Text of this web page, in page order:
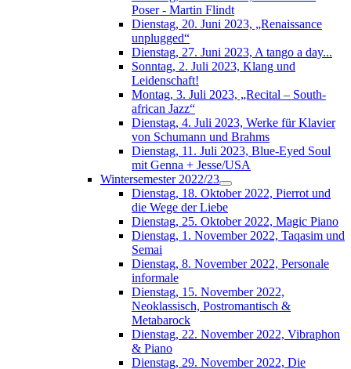
Poser - Martin Flindt
Dienstag, 20. Juni 2023, „Renaissance
unplugged“
Dienstag, 27. Juni 2023, A tango a day...
Sonntag, 2. Juli 2023, Klang und
Leidenschaft!
Montag, 3. Juli 2023, „Recital – South-
african Jazz“
Dienstag, 4. Juli 2023, Werke für Klavier
von Schumann und Brahms
Dienstag, 11. Juli 2023, Blue-Eyed Soul
mit Genna + Jesse/USA
Wintersemester 2022/23
Dienstag, 18. Oktober 2022, Pierrot und
die Wege der Liebe
Dienstag, 25. Oktober 2022, Magic Piano
Dienstag, 1. November 2022, Taqasim und
Semai
Dienstag, 8. November 2022, Personale
informale
Dienstag, 15. November 2022,
Neoklassisch, Postromantisch &
Metabarock
Dienstag, 22. November 2022, Vibraphon
& Piano
Dienstag, 29. November 2022, Die